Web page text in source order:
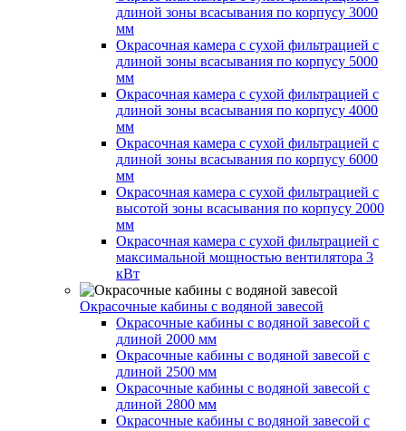
длиной зоны всасывания по корпусу 3000
мм
Окрасочная камера с сухой фильтрацией с
длиной зоны всасывания по корпусу 5000
мм
Окрасочная камера с сухой фильтрацией с
длиной зоны всасывания по корпусу 4000
мм
Окрасочная камера с сухой фильтрацией с
длиной зоны всасывания по корпусу 6000
мм
Окрасочная камера с сухой фильтрацией с
высотой зоны всасывания по корпусу 2000
мм
Окрасочная камера с сухой фильтрацией с
максимальной мощностью вентилятора 3
кВт
Окрасочные кабины с водяной завесой
Окрасочные кабины с водяной завесой с
длиной 2000 мм
Окрасочные кабины с водяной завесой с
длиной 2500 мм
Окрасочные кабины с водяной завесой с
длиной 2800 мм
Окрасочные кабины с водяной завесой с